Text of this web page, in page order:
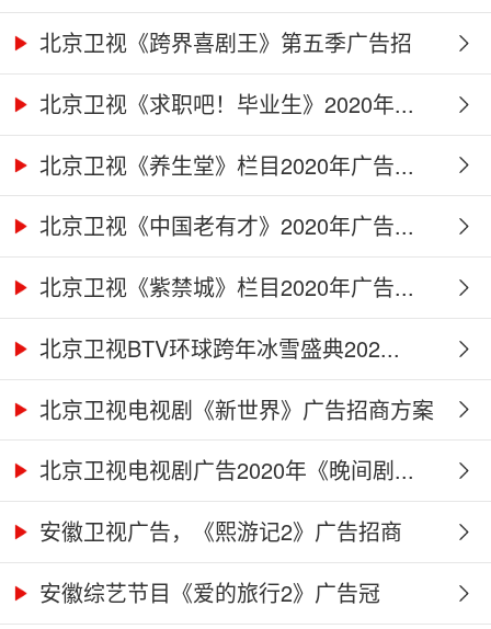
北京卫视《跨界喜剧王》第五季广告招
商...北京卫视《求职吧！毕业生》2020年...
北京卫视《养生堂》栏目2020年广告...
北京卫视《中国老有才》2020年广告...
北京卫视《紫禁城》栏目2020年广告...
北京卫视BTV环球跨年冰雪盛典202...
北京卫视电视剧《新世界》广告招商方案
北京卫视电视剧广告2020年《晚间剧...
安徽卫视广告，《熙游记2》广告招商
合...安徽综艺节目《爱的旅行2》广告冠